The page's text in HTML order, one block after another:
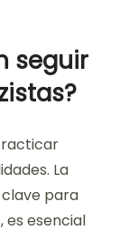
seguir
La
para
es esencial